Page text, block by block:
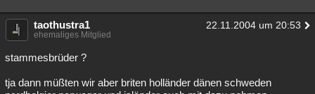
taothustra1 22.11.2004 um 20:53
ehemaliges Mitglied
stammesbrüder ?
tja dann müßten wir aber briten holländer dänen schweden